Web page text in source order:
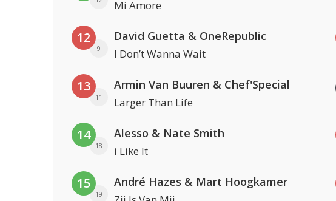
Mi Amore
12
9
David Guetta & OneRepublic
I Don’t Wanna Wait
13
11
Armin Van Buuren & Chef'Special
Larger Than Life
14
18
Alesso & Nate Smith
i Like It
15
19
André Hazes & Mart Hoogkamer